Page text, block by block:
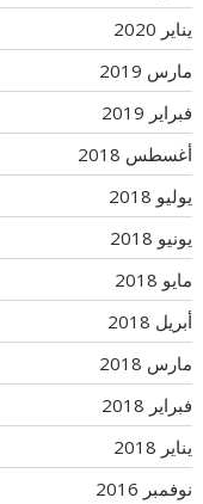
يناير 2020
مارس 2019
فبراير 2019
أغسطس 2018
يوليو 2018
يونيو 2018
مايو 2018
أبريل 2018
مارس 2018
فبراير 2018
يناير 2018
نوفمبر 2016